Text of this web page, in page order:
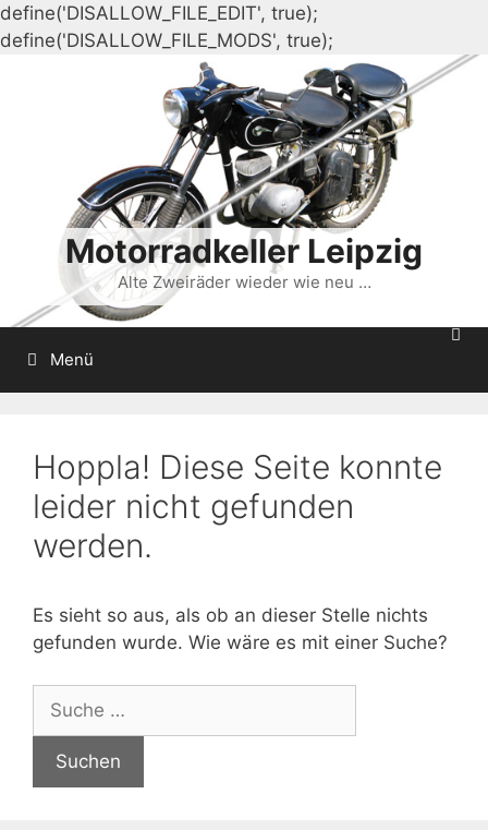
define('DISALLOW_FILE_EDIT', true);
define('DISALLOW_FILE_MODS', true);
Inhalt
springen
Motorradkeller Leipzig
Alte Zweiräder wieder wie neu …
Menü
Hoppla! Diese Seite konnte
leider nicht gefunden
werden.
Es sieht so aus, als ob an dieser Stelle nichts
gefunden wurde. Wie wäre es mit einer Suche?
nach: